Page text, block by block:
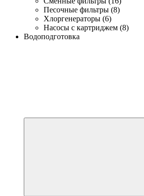
Песочные фильтры (8)
Хлоргенераторы (6)
Насосы с картриджем (8)
Водоподготовка